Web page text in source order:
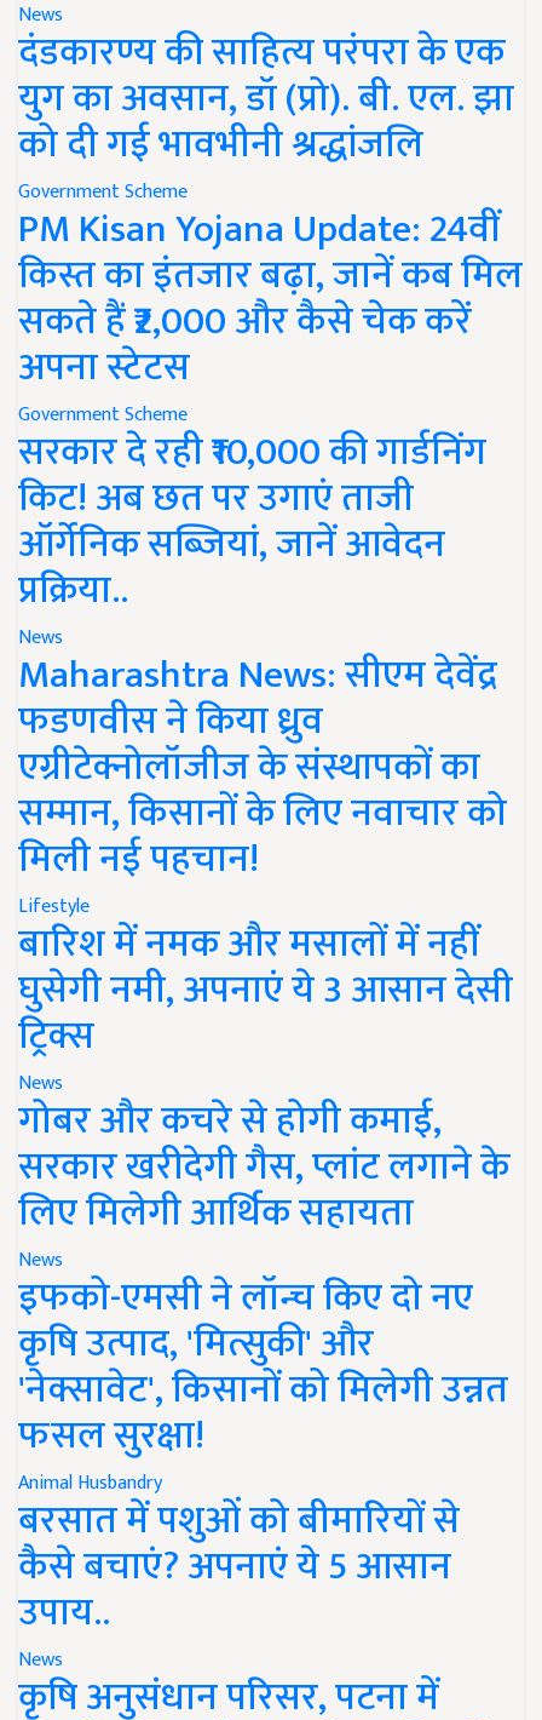
News
दंडकारण्य की साहित्य परंपरा के एक
युग का अवसान, डॉ (प्रो). बी. एल. झा
को दी गई भावभीनी श्रद्धांजलि
Government Scheme
PM Kisan Yojana Update: 24वीं
किस्त का इंतजार बढ़ा, जानें कब मिल
सकते हैं ₹2,000 और कैसे चेक करें
अपना स्टेटस
Government Scheme
सरकार दे रही ₹10,000 की गार्डनिंग
किट! अब छत पर उगाएं ताजी
ऑर्गेनिक सब्जियां, जानें आवेदन
प्रक्रिया..
News
Maharashtra News: सीएम देवेंद्र
फडणवीस ने किया ध्रुव
एग्रीटेक्नोलॉजीज के संस्थापकों का
सम्मान, किसानों के लिए नवाचार को
मिली नई पहचान!
Lifestyle
बारिश में नमक और मसालों में नहीं
घुसेगी नमी, अपनाएं ये 3 आसान देसी
ट्रिक्स
News
गोबर और कचरे से होगी कमाई,
सरकार खरीदेगी गैस, प्लांट लगाने के
लिए मिलेगी आर्थिक सहायता
News
इफको-एमसी ने लॉन्च किए दो नए
कृषि उत्पाद, 'मित्सुकी' और
'नेक्सावेट', किसानों को मिलेगी उन्नत
फसल सुरक्षा!
Animal Husbandry
बरसात में पशुओं को बीमारियों से
कैसे बचाएं? अपनाएं ये 5 आसान
उपाय..
News
कृषि अनुसंधान परिसर, पटना में